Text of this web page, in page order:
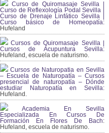
Curso de Quiromasaje Sevilla |
Curso de Reflexología Podal Sevilla |
Curso de Drenaje Linfático Sevilla |
Curso básico de Homeopatía:
Hufeland
Cursos de Quiromasaje Sevilla |
Cursos de Acupuntura Sevilla:
Hufeland, escuela de naturismo.
Cursos de Naturopatia en Sevilla
– Escuela de Naturopatía – Cursos
presencial de naturopatía – Dónde
estudiar Naturopatía en Sevilla:
Hufeland.
Academia En Sevilla
Especializada En Cursos De
Formación En Flores De Bach:
Hufeland, escuela de naturismo.